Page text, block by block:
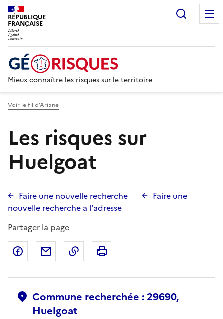
RÉPUBLIQUE
FRANÇAISE
Mieux connaître les risques sur le territoire
Voir le fil d’Ariane
Les risques sur
Huelgoat
Faire une nouvelle recherche
Faire une
nouvelle recherche a l'adresse
Partager la page
Partager sur Facebook
Partager par emailCopier dans le presse-papier
Commune recherchée : 29690,
Huelgoat